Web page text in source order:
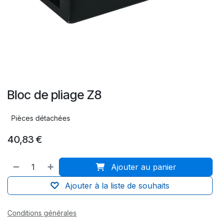
Bloc de pliage Z8
Pièces détachées
40,83 €
Ajouter au panier
Ajouter à la liste de souhaits
Conditions générales